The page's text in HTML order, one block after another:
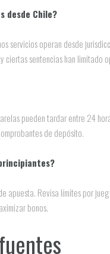
desde Chile?
servicios operan desde
sentencias han
pueden tardar entre 24
de depósito.
apuesta. Revisa límites por
bonos.